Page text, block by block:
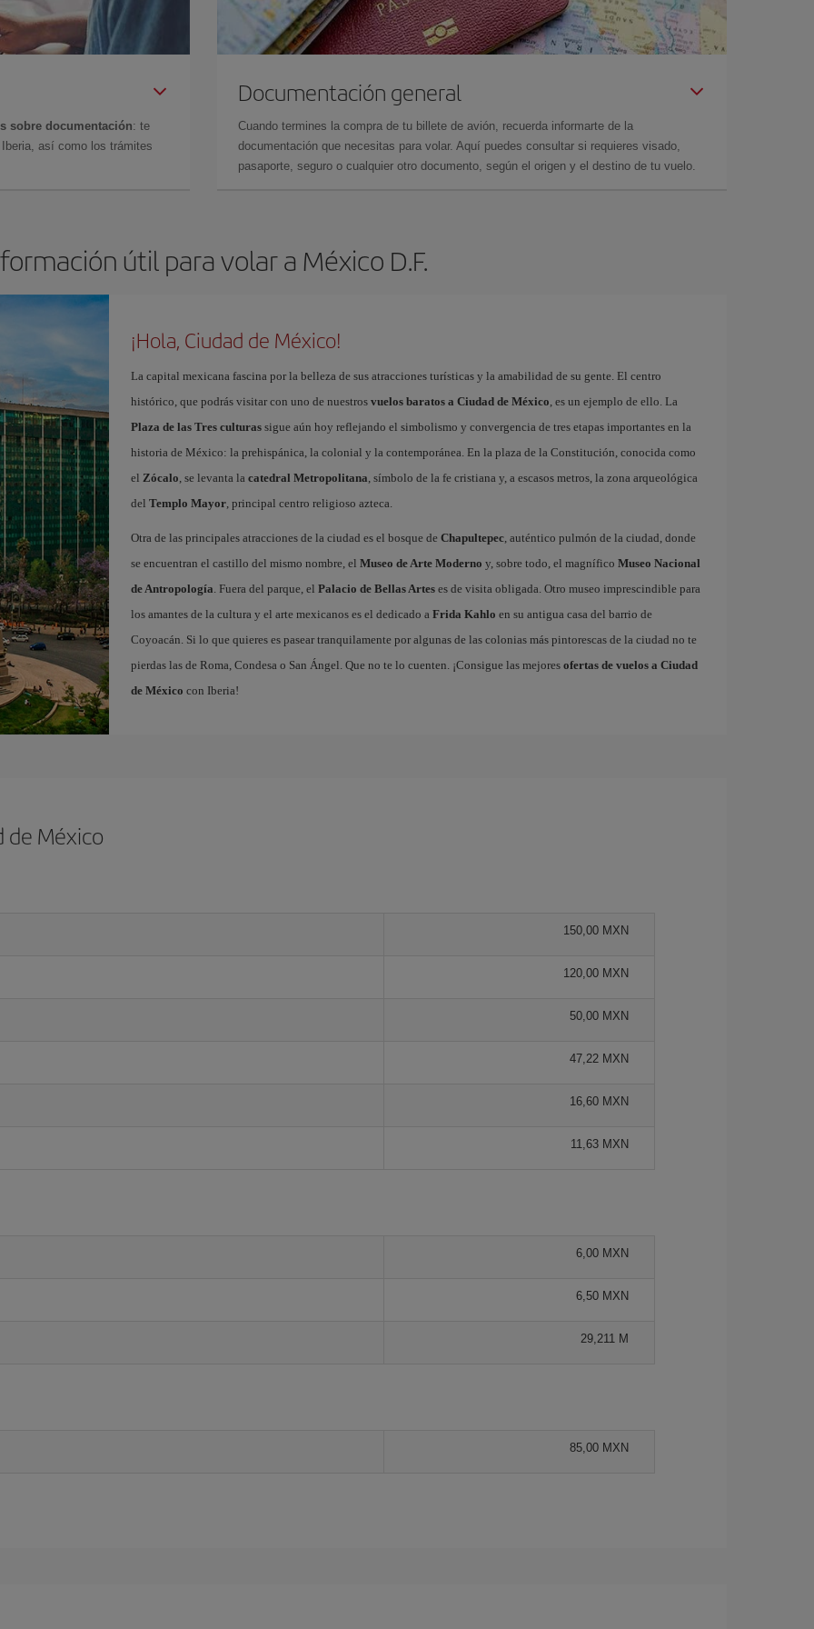
sobre documentación: te
así como los trámites
Documentación general
Cuando termines la compra de tu billete de avión, recuerda informarte de la
documentación que necesitas para volar. Aquí puedes consultar si requieres visado,
pasaporte, seguro o cualquier otro documento, según el origen y el destino de tu vuelo.
útil para volar a México D.F.
¡Hola, Ciudad de México!
La capital mexicana fascina por la belleza de sus atracciones turísticas y la amabilidad de su gente. El centro
histórico, que podrás visitar con uno de nuestros vuelos baratos a Ciudad de México , es un ejemplo de ello. La
Plaza de las Tres culturassigue aún hoy reflejando el simbolismo y convergencia de tres etapas importantes en la
historia de México: la prehispánica, la colonial y la contemporánea. En la plaza de la Constitución, conocida como
el Zócalo , se levanta la catedral Metropolitana , símbolo de la fe cristiana y, a escasos metros, la zona arqueológica
del Templo Mayor, principal centro religioso azteca.
Otra de las principales atracciones de la ciudad es el bosque de Chapultepec, auténtico pulmón de la ciudad, donde
se encuentran el castillo del mismo nombre, el Museo de Arte Moderno y, sobre todo, el magnífico Museo Nacional
de Antropología . Fuera del parque, el Palacio de Bellas Arteses de visita obligada. Otro museo imprescindible para
los amantes de la cultura y el arte mexicanos es el dedicado a Frida Kahlo en su antigua casa del barrio de
Coyoacán. Si lo que quieres es pasear tranquilamente por algunas de las colonias más pintorescas de la ciudad no te
pierdas las de Roma, Condesa o San Ángel. Que no te lo cuenten. ¡Consigue las mejores ofertas de vuelos a Ciudad
de México con Iberia!
de México
150,00 MXN
120,00 MXN
50,00 MXN
47,22 MXN
16,60 MXN
11,63 MXN
6,00 MXN
6,50 MXN
29,211 M
85,00 MXN